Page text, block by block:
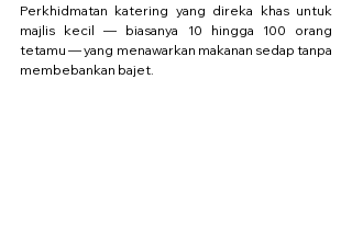
Perkhidmatan katering yang direka khas untuk
majlis kecil — biasanya 10 hingga 100 orang
tetamu — yang menawarkan makanan sedap tanpa
membebankan bajet.